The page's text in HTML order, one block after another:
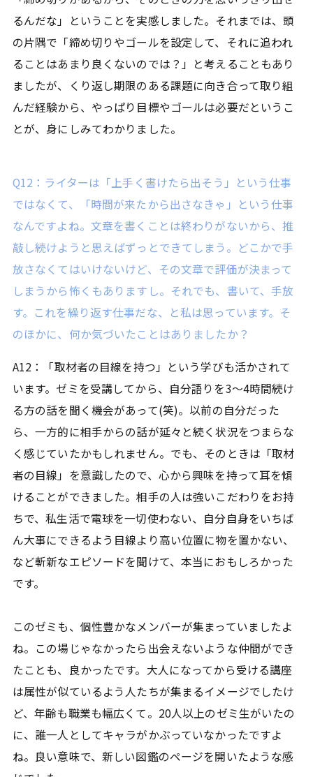
るんだな」ということを実感しました。それまでは、頭
の片隅で「締め切りやゴールを設定して、それに追われ
ることはあまり良くないのでは？」と考えることもあり
ましたが、くり返し期限のある課題に向き合って取り組
んだ経験から、やっぱり目標やゴールは必要だというこ
とが、身にしみてわかりました。
Q12：ライターは「上手く書けたら出そう」という仕事
ではなくて、「時間が来たから出さなきゃ」という仕事
なんですよね。文章を書くことは終わりがないから、推
敲し続けようと思えばずっとできてしまう。どこかで手
放さなくてはいけないけど、その文章で評価が決まって
しまうから怖くもありますし。それでも、書いて、手放
す。これを繰り返す仕事だな、と私は思っています。そ
のほかに、何か気づいたことはありましたか？
A12：「取材者の目線を持つ」という学びも活かされて
います。ゼミを受講してから、自分語りを3～4時間続け
る方の話を聞く機会があって(笑)。以前の自分だった
ら、一方的に相手からの話が延々と続く状況をつまらな
く感じていたかもしれません。でも、そのときは「取材
者の目線」を意識したので、心から興味を持って耳を傾
けることができました。相手の人は強いこだわりをお持
ちで、私生活で電球を一切使わない、自分自身をいちば
ん大事にできるよう目線より高い位置に物を置かない、
など斬新なエピソードを聞けて、本当におもしろかった
です。
このゼミも、個性豊かなメンバーが集まっていましたよ
ね。この場じゃなかったら出会えないような仲間ができ
たことも、良かったです。大人になってから受ける講座
は属性が似ているよう人たちが集まるイメージでしたけ
ど、年齢も職業も幅広くて。20人以上のゼミ生がいたの
に、誰一人としてキャラがかぶっていなかったですよ
ね。良い意味で、新しい図鑑のページを開いたような感